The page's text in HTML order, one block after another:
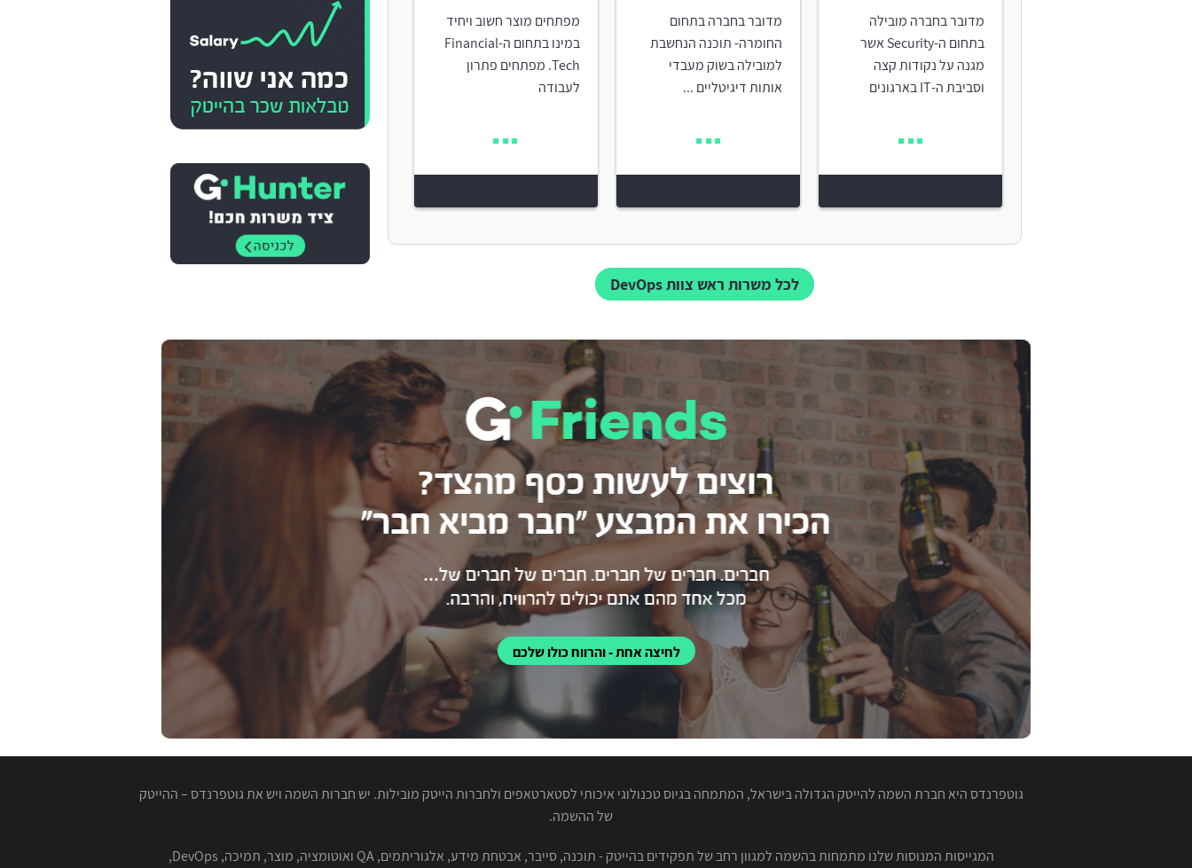
מדובר בחברה מובילה
בתחום ה-Security אשר
מגנה על נקודות קצה
וסביבת ה-IT בארגונים
מדובר בחברה בתחום
החומרה- תוכנה הנחשבת
למובילה בשוק מעבדי
אותות דיגיטליים ...
מפתחים מוצר חשוב ויחיד
במינו בתחום ה-Financial
Tech. מפתחים פתרון
לעבודה
לכל משרות ראש צוות DevOps
לחיצה אחת - והרווח כולו שלכם
גוטפרנדס היא חברת השמה להייטק הגדולה בישראל, המתמחה בגיוס טכנולוגי איכותי לסטארטאפים ולחברות הייטק מובילות. יש חברות השמה ויש את גוטפרנדס – ההייטק
של ההשמה.
המגייסות המנוסות שלנו מתמחות בהשמה למגוון רחב של תפקידים בהייטק - תוכנה, סייבר, אבטחת מידע, אלגוריתמים, QA ואוטומציה, מוצר, תמיכה, DevOps,